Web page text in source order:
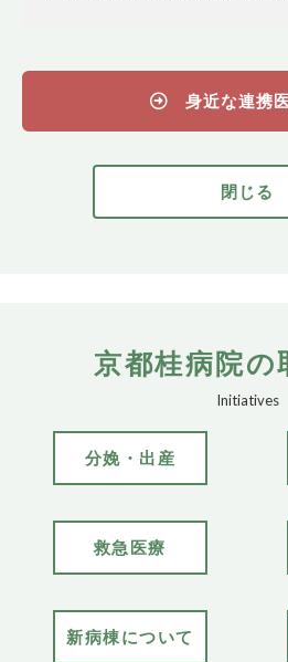
身近な連携
閉じる
京都桂病院の
Initiatives
分娩・出産
救急医療
新病棟について